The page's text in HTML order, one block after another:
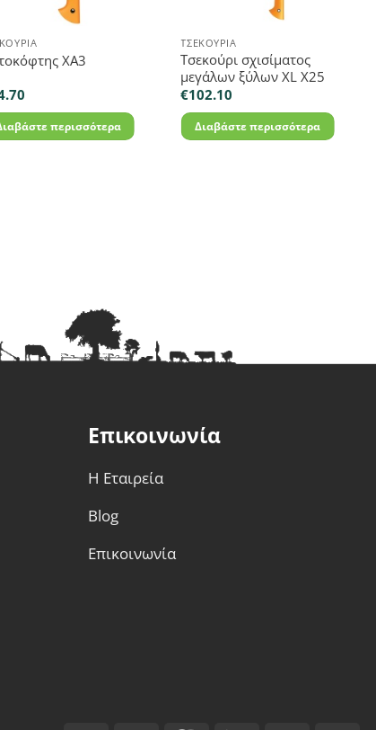
XA3
περισσότερα
ΤΣΕΚΟΎΡΙΑ
Τσεκούρι σχισίματος
μεγάλων ξύλων XL X25
€102.10
Διαβάστε περισσότερα
Επικοινωνία
Η Εταιρεία
Blog
Επικοινωνία